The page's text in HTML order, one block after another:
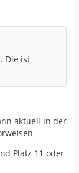
Die ist
aktuell in der
Platz 11 oder